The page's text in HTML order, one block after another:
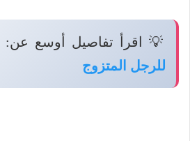
💡 اقرأ تفاصيل أوسع عن:
للرجل المتزوج